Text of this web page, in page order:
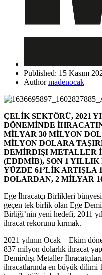
Published: 15 Kasım
Authormadenocak
ÇELİK SEKTÖRÜ, 2021
DÖNEMİNDE
MİLYAR 30 MİLYON
MİLYON DOLARA
DEMİRDIŞI METALLER
(EDDMİB), SON 1
YÜZDE 61’LİK ARTIŞLA
DOLARDAN, 2 MİLYAR
Ege İhracatçı Birlikleri
geçen tek birlik olan Ege
Birliği’nin yeni hedefi, 2011
ihracat rekorunu kırmak.
2021 yılının Ocak – Ekim
837 milyon dolarlık ihracat
Demirdışı Metaller
ihracatlarında en büyük